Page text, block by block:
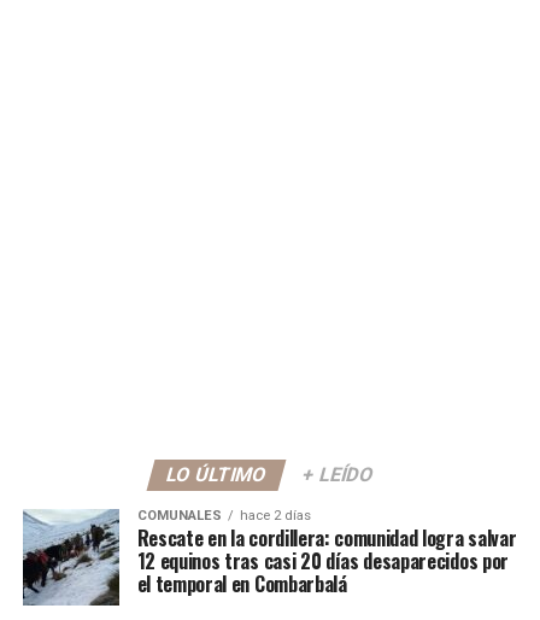
LO ÚLTIMO + LEÍDO
COMUNALES hace 2 días
Rescate en la cordillera: comunidad logra salvar
12 equinos tras casi 20 días desaparecidos por
el temporal en Combarbalá